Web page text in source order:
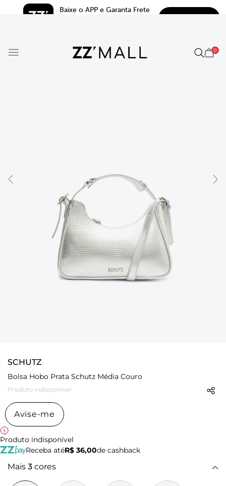
Baixe o APP e Garanta Frete
0
SCHUTZ
Bolsa Hobo Prata Schutz Média Couro
Produto indisponível
Avise-me
Produto indisponível
Receba atéR$ 36,00de cashback
Mais 3 cores